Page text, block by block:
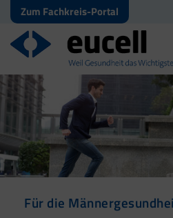
Zum Fachkreis-Portal
Für die
Für den Kinderwunsch
Für die männliche